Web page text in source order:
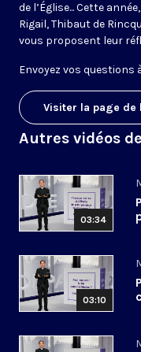
de l’Église... Cette
Rigail, Thibaut de
vous proposent leur
Envoyez vos questions
Visiter la page de
Autres vidéos
03:34
03:10